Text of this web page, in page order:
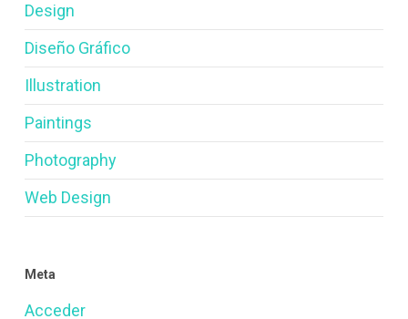
Design
Diseño Gráfico
Illustration
Paintings
Photography
Web Design
Meta
Acceder